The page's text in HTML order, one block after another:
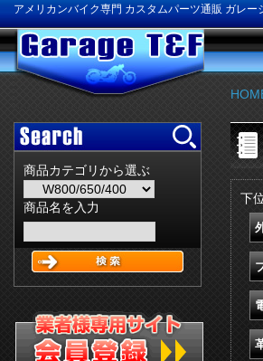
アメリカンバイク専門 カスタムパーツ通販 ガレー
商品カテゴリから選ぶ
商品名を入力
下